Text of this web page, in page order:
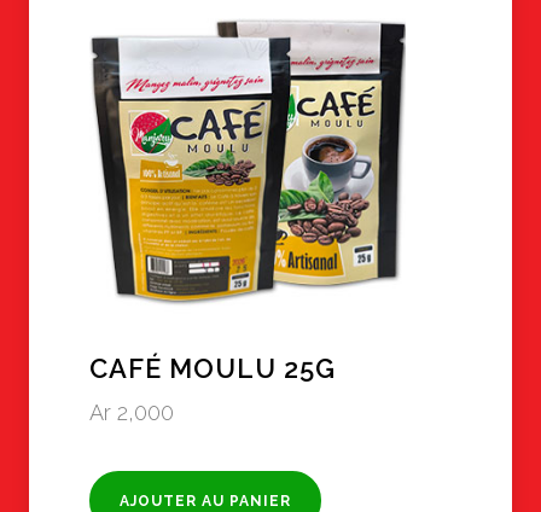
CAFÉ MOULU 25G
Ar 2,000
AJOUTER AU PANIER